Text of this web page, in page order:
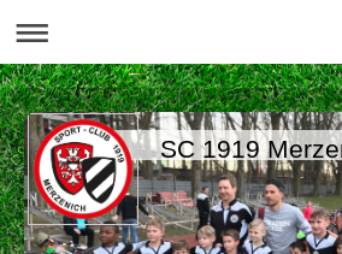
SC 1919